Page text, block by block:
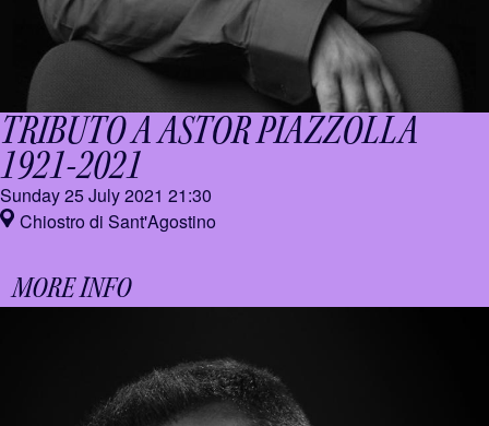
TRIBUTO A ASTOR PIAZZOLLA
1921-2021
Sunday 25 July 2021 21:30
Chiostro di Sant'Agostino
MORE INFO